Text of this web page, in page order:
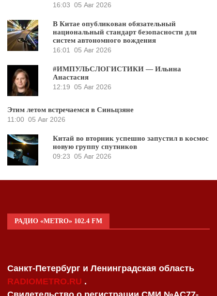
16:03 05 Авг 2026
В Китае опубликован обязательный
национальный стандарт безопасности для
систем автономного вождения
16:01
05 Авг 2026
#ИМПУЛЬСЛОГИСТИКИ — Ильина
Анастасия
12:19 05 Авг 2026
Этим летом встречаемся в Синьцзяне
11:00 05 Авг 2026
Китай во вторник успешно запустил в космос
новую группу спутников
09:23 05 Авг 2026
РАДИО «METRO» 102.4 FM
Санкт-Петербург и Ленинградская область
RADIOMETRO.RU .